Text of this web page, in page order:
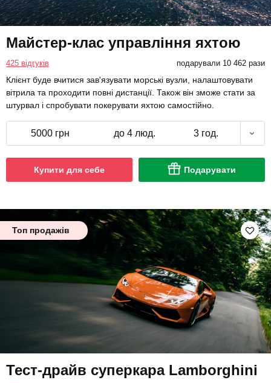
Майстер-клас управління яхтою
425 відгуків подарували 10 462 рази
Клієнт буде вчитися зав'язувати морські вузли, налаштовувати
вітрила та проходити повні дистанції. Також він зможе стати за
штурвал і спробувати покерувати яхтою самостійно.
5000 грн до 4 люд. 3 год.
Купити для себе Подарувати
Топ продажів
Тест-драйв суперкара Lamborghini